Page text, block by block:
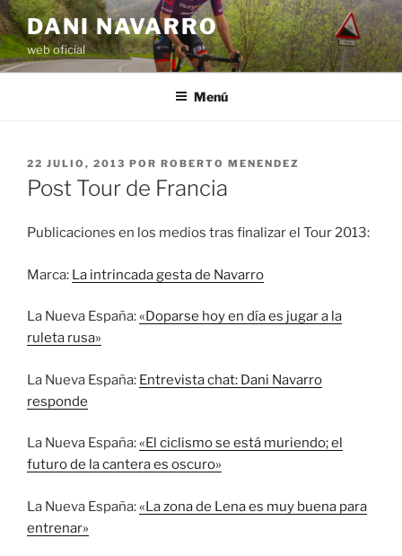
Saltar
al
contenido
DANI NAVARRO
web oficial
Menú
PUBLICADO
EL
22 JULIO, 2013 POR ROBERTO MENENDEZ
Post Tour de Francia
Publicaciones en los medios tras finalizar el Tour 2013:
Marca: La intrincada gesta de Navarro
La Nueva España:«Doparse hoy en día es jugar a la
ruleta rusa»
La Nueva España: Entrevista chat: Dani Navarro
responde
La Nueva España:«El ciclismo se está muriendo; el
futuro de la cantera es oscuro»
La Nueva España:«La zona de Lena es muy buena para
entrenar»